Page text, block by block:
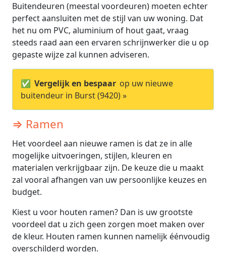
Buitendeuren (meestal voordeuren) moeten echter
perfect aansluiten met de stijl van uw woning. Dat
het nu om PVC, aluminium of hout gaat, vraag
steeds raad aan een ervaren schrijnwerker die u op
gepaste wijze zal kunnen adviseren.
✅ Vergelijk en bespaar op uw nieuwe
buitendeur in Burst (9420) »
⇒ Ramen
Het voordeel aan nieuwe ramen is dat ze in alle
mogelijke uitvoeringen, stijlen, kleuren en
materialen verkrijgbaar zijn. De keuze die u maakt
zal vooral afhangen van uw persoonlijke keuzes en
budget.
Kiest u voor houten ramen? Dan is uw grootste
voordeel dat u zich geen zorgen moet maken over
de kleur. Houten ramen kunnen namelijk éénvoudig
overschilderd worden.